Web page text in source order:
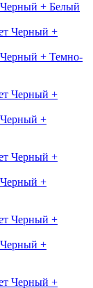
+ Белый
+ Темно-
Черный +
Черный +
Черный +